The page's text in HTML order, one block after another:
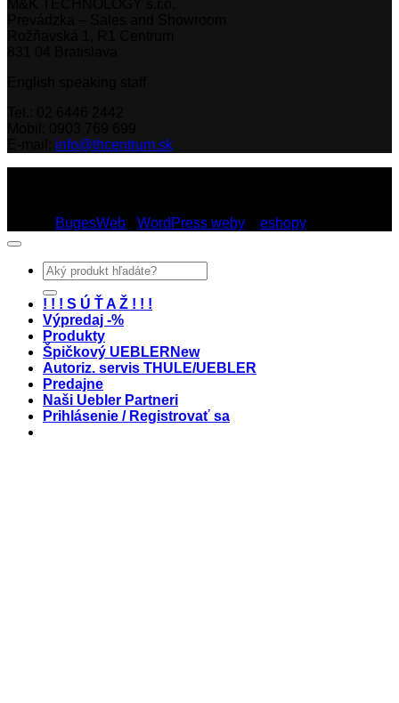
info@thcentrum.sk
BugesWeb WordPress weby eshopy
Hľadať:
! ! ! S Ú Ť A Ž ! ! !
Výpredaj -%
Produkty
Špičkový UEBLER
Autoriz. servis THULE/UEBLER
Predajne
Naši Uebler Partneri
Prihlásenie / Registrovať sa